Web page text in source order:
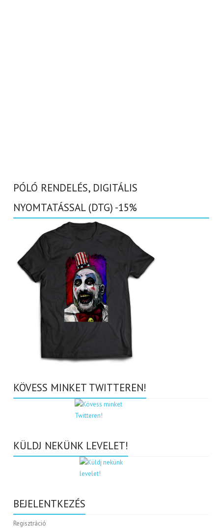
PÓLÓ RENDELÉS, DIGITÁLIS
NYOMTATÁSSAL (DTG) -15%
KÖVESS MINKET TWITTEREN!
KÜLDJ NEKÜNK LEVELET!
BEJELENTKEZÉS
Regisztráció